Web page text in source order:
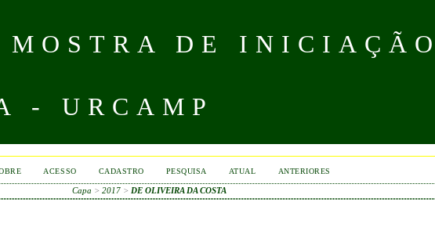
DE
- URCAMP
ACESSO CADASTRO PESQUISA ATUAL ANTERIORES
Capa >2017 > DE OLIVEIRA DA COSTA